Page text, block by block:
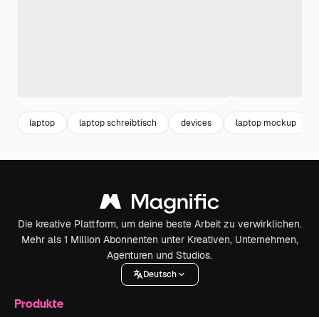
laptop laptop schreibtisch devices laptop mockup
Die kreative Plattform, um deine beste Arbeit zu verwirklichen.
Mehr als 1 Million Abonnenten unter Kreativen, Unternehmen,
Agenturen und Studios.
Deutsch
Produkte